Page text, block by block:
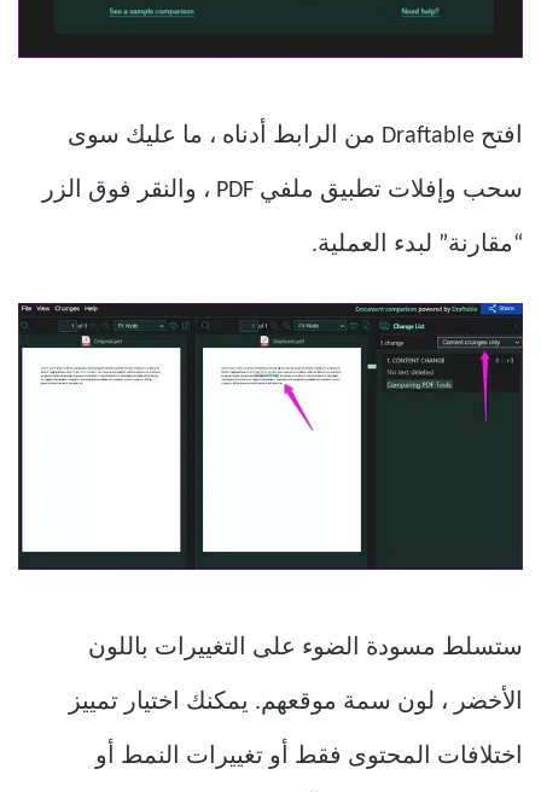
افتح Draftable من الرابط أدناه ، ما عليك سوى
سحب وإفلات تطبيق ملفي PDF ، والنقر فوق الزر
“مقارنة” لبدء العملية.
ستسلط مسودة الضوء على التغييرات باللون
الأخضر ، لون سمة موقعهم. يمكنك اختيار تمييز
اختلافات المحتوى فقط أو تغييرات النمط أو